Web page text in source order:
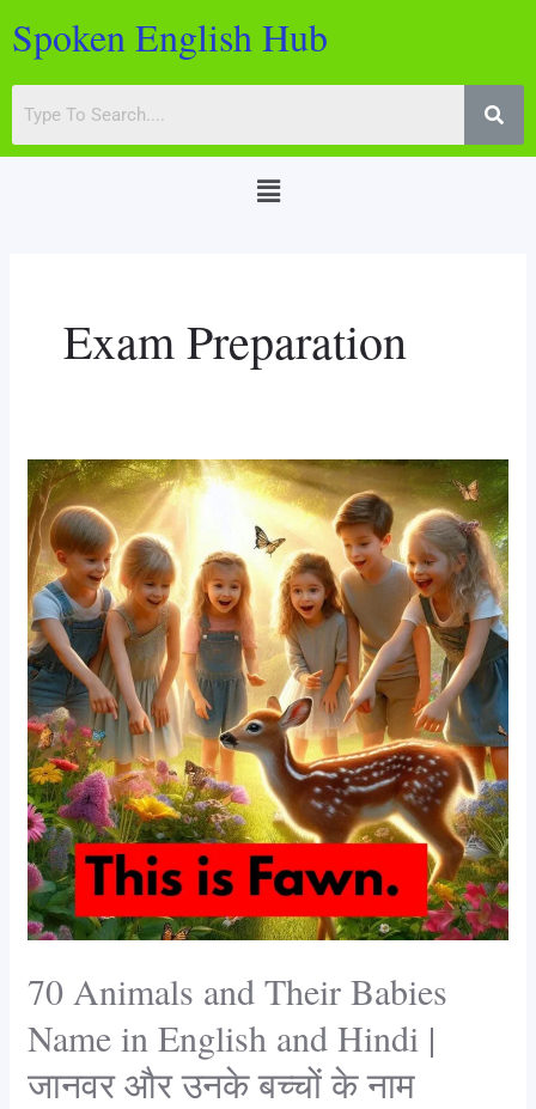
toSpoken English Hub
Menu
Exam Preparation
70 Animals and Their Babies
Name in English and Hindi |
जानवर और उनके बच्चों के नाम
70
Animals
and
Their
Babies
Name
in
English
and
Hindi
|
जानवर
और
उनके
बच्चों
नाम
pagination